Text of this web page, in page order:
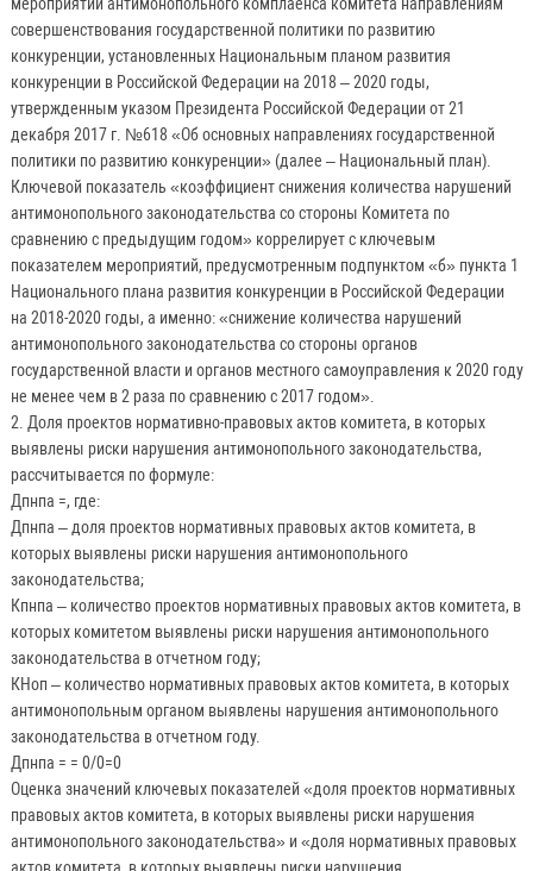
совершенствования государственной политики по развитию
конкуренции, установленных Национальным планом развития
конкуренции в Российской Федерации на 2018 – 2020 годы,
утвержденным указом Президента Российской Федерации от 21
декабря 2017 г. №618 «Об основных направлениях государственной
политики по развитию конкуренции» (далее – Национальный план).
Ключевой показатель «коэффициент снижения количества нарушений
антимонопольного законодательства со стороны Комитета по
сравнению с предыдущим годом» коррелирует с ключевым
показателем мероприятий, предусмотренным подпунктом «б» пункта 1
Национального плана развития конкуренции в Российской Федерации
на 2018-2020 годы, а именно: «снижение количества нарушений
антимонопольного законодательства со стороны органов
государственной власти и органов местного самоуправления к 2020 году
не менее чем в 2 раза по сравнению с 2017 годом».
2. Доля проектов нормативно-правовых актов комитета, в которых
выявлены риски нарушения антимонопольного законодательства,
рассчитывается по формуле:
Дпнпа =, где:
Дпнпа – доля проектов нормативных правовых актов комитета, в
которых выявлены риски нарушения антимонопольного
законодательства;
Кпнпа – количество проектов нормативных правовых актов комитета, в
которых комитетом выявлены риски нарушения антимонопольного
законодательства в отчетном году;
КНоп – количество нормативных правовых актов комитета, в которых
антимонопольным органом выявлены нарушения антимонопольного
законодательства в отчетном году.
Дпнпа = = 0/0=0
Оценка значений ключевых показателей «доля проектов нормативных
правовых актов комитета, в которых выявлены риски нарушения
антимонопольного законодательства» и «доля нормативных правовых